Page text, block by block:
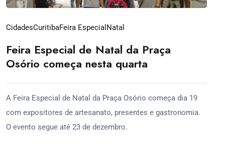
CidadesCuritibaFeira Especial Natal
Feira Especial de Natal da Praça
Osório começa nesta quarta
A Feira Especial de Natal da Praça Osório começa dia 19
com expositores de artesanato, presentes e gastronomia.
O evento segue até 23 de dezembro.